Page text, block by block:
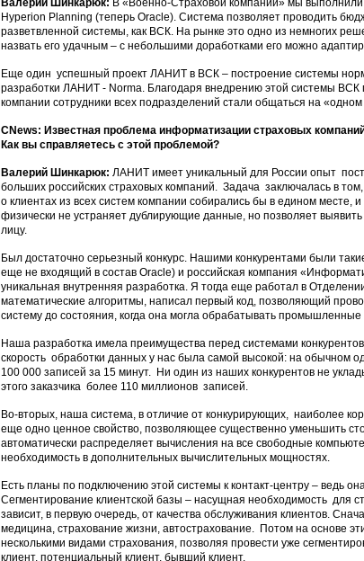
Валерий Шинкарюк: В «Военно-Страховой компании» мы
Hyperion Planning (теперь Oracle). Система позволяет проводить
разветвленной системы, как ВСК. На рынке это одно из немногих
назвать его удачным – с небольшими доработками его можно
Еще один успешный проект ЛАНИТ в ВСК – построение системы
разработки ЛАНИТ - Norma. Благодаря внедрению этой системы
компании сотрудники всех подразделений стали общаться на
CNews: Известная проблема информатизации страховых
Как вы справляетесь с этой проблемой?
Валерий Шинкарюк: ЛАНИТ имеет уникальный для России опыт
больших российских страховых компаний. Задача заключалась в
о клиентах из всех систем компании собирались бы в едином месте,
физически не устраняет дублирующие данные, но позволяет
лицу.
Был достаточно серьезный конкурс. Нашими конкурентами были
еще не входящий в состав Oracle) и российская компания
уникальная внутренняя разработка. Я тогда еще работал в
математические алгоритмы, написал первый код, позволяющий
систему до состояния, когда она могла обрабатывать
Наша разработка имела преимущества перед системами
скорость обработки данных у нас была самой высокой: на обычном
100 000 записей за 15 минут. Ни один из наших конкурентов не
этого заказчика более 110 миллионов записей.
Во-вторых, наша система, в отличие от конкурирующих, наиболее
еще одно ценное свойство, позволяющее существенно уменьшить
автоматически распределяет вычисления на все свободные
необходимость в дополнительных вычислительных мощностях.
Есть планы по подключению этой системы к контакт-центру – ведь
Сегментирование клиентской базы – насущная необходимость для
зависит, в первую очередь, от качества обслуживания клиентов.
медицина, страхование жизни, автострахование. Потом на основе
несколькими видами страхования, позволяя провести уже
клиент, потенциальный клиент, бывший клиент.